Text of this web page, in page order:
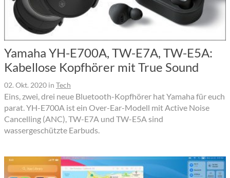
Yamaha YH-E700A, TW-E7A, TW-E5A:
Kabellose Kopfhörer mit True Sound
02. Okt. 2020 in Tech
Eins, zwei, drei neue Bluetooth-Kopfhörer hat Yamaha für euch
parat. YH-E700A ist ein Over-Ear-Modell mit Active Noise
Cancelling (ANC), TW-E7A und TW-E5A sind
wassergeschützte Earbuds.